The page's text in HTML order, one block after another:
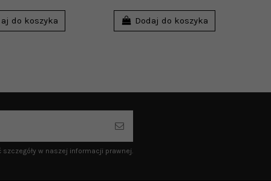
do koszyka Dodaj do koszyka
w naszej informacji prawnej.